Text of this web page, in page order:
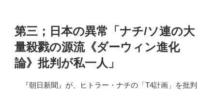
第三；日本の異常「ナチ/ソ連の大
量殺戮の源流《ダーウィン進化
論》批判が私一人」
『朝日新聞』が、ヒトラー・ナチの「T4計画」を批判